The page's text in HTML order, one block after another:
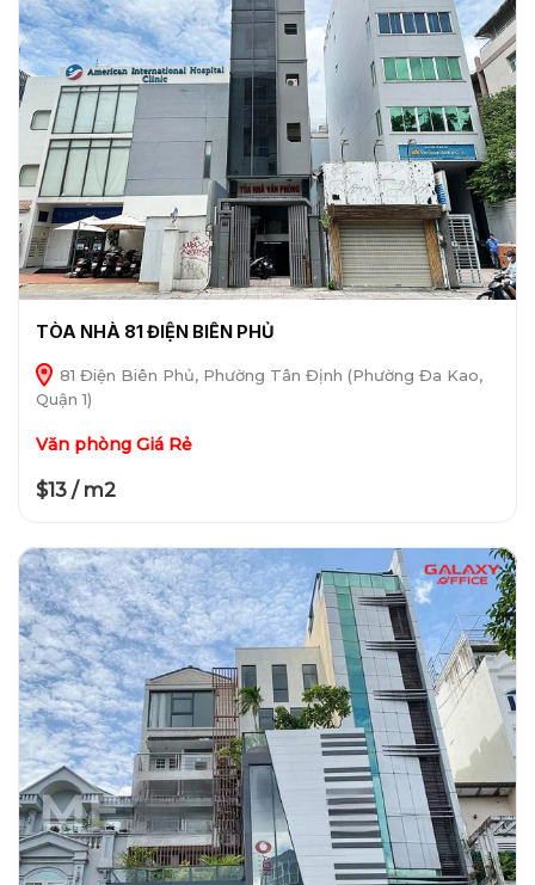
TÒA NHÀ 81 ĐIỆN BIÊN PHỦ
81 Điện Biên Phủ, Phường Tân Định (Phường Đa Kao,
Quận 1)
Văn phòng Giá Rẻ
$13 / m2